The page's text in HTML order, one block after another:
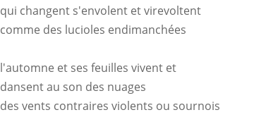
qui changent s'envolent et virevoltent
comme des lucioles endimanchées
l'automne et ses feuilles vivent et
dansent au son des nuages
des vents contraires violents ou sournois